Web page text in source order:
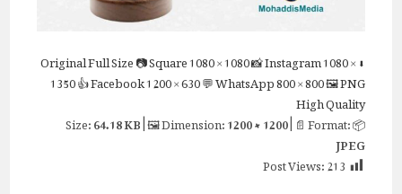
⬇ Original
Full Size📷 Square1080 × 1080📸 Instagram1080 ×
1350👍 Facebook1200 × 630💬 WhatsApp800 × 800🖼 PNG
High Quality
📦 Size:
64.18 KB| 🖼 Dimension:1200 × 1200| 📄 Format:
JPEG
Post Views:213